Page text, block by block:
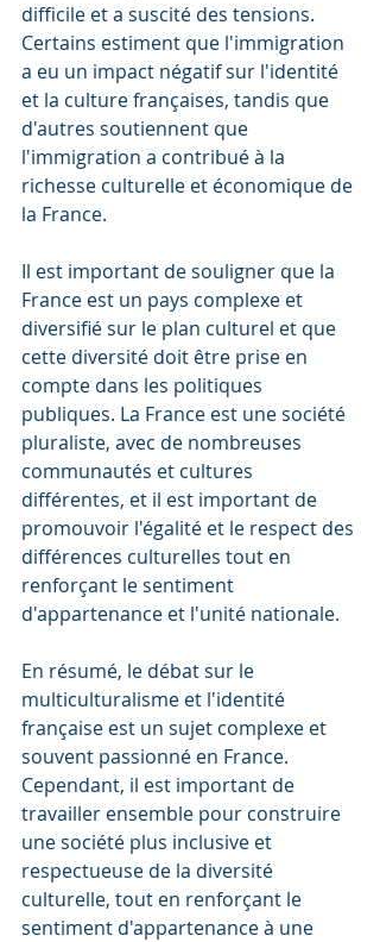
difficile et a suscité des tensions.
Certains estiment que l'immigration
a eu un impact négatif sur l'identité
et la culture françaises, tandis que
d'autres soutiennent que
l'immigration a contribué à la
richesse culturelle et économique de
la France.
Il est important de souligner que la
France est un pays complexe et
diversifié sur le plan culturel et que
cette diversité doit être prise en
compte dans les politiques
publiques. La France est une société
pluraliste, avec de nombreuses
communautés et cultures
différentes, et il est important de
promouvoir l'égalité et le respect des
différences culturelles tout en
renforçant le sentiment
d'appartenance et l'unité nationale.
En résumé, le débat sur le
multiculturalisme et l'identité
française est un sujet complexe et
souvent passionné en France.
Cependant, il est important de
travailler ensemble pour construire
une société plus inclusive et
respectueuse de la diversité
culturelle, tout en renforçant le
sentiment d'appartenance à une